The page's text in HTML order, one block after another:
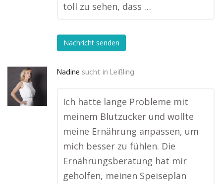
toll zu sehen, dass …
Nachricht senden
Nadine sucht in Leißling
Ich hatte lange Probleme mit
meinem Blutzucker und wollte
meine Ernährung anpassen, um
mich besser zu fühlen. Die
Ernährungsberatung hat mir
geholfen, meinen Speiseplan